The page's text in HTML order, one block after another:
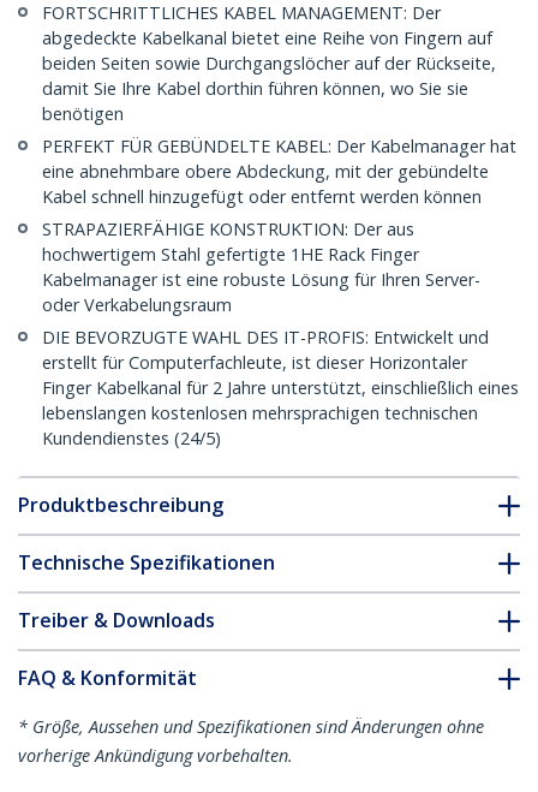
FORTSCHRITTLICHES KABEL MANAGEMENT: Der
abgedeckte Kabelkanal bietet eine Reihe von Fingern auf
beiden Seiten sowie Durchgangslöcher auf der Rückseite,
damit Sie Ihre Kabel dorthin führen können, wo Sie sie
benötigen
PERFEKT FÜR GEBÜNDELTE KABEL: Der Kabelmanager hat
eine abnehmbare obere Abdeckung, mit der gebündelte
Kabel schnell hinzugefügt oder entfernt werden können
STRAPAZIERFÄHIGE KONSTRUKTION: Der aus
hochwertigem Stahl gefertigte 1HE Rack Finger
Kabelmanager ist eine robuste Lösung für Ihren Server-
oder Verkabelungsraum
DIE BEVORZUGTE WAHL DES IT-PROFIS: Entwickelt und
erstellt für Computerfachleute, ist dieser Horizontaler
Finger Kabelkanal für 2 Jahre unterstützt, einschließlich eines
lebenslangen kostenlosen mehrsprachigen technischen
Kundendienstes (24/5)
Produktbeschreibung
Technische Spezifikationen
Treiber & Downloads
FAQ & Konformität
* Größe, Aussehen und Spezifikationen sind Änderungen ohne
vorherige Ankündigung vorbehalten.